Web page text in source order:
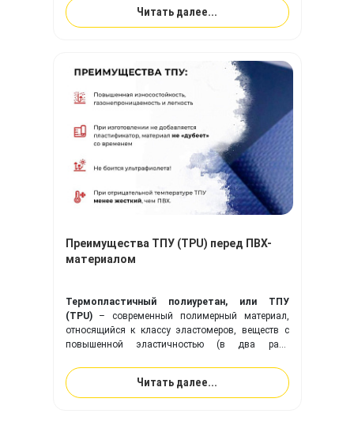
Читать далее...
Преимущества ТПУ (TPU) перед ПВХ-
материалом
Термопластичный полиуретан, или ТПУ
(TPU)– современный полимерный материал,
относящийся к классу эластомеров, веществ с
повышенной эластичностью (в два раза
идеально подходит для изготовления надувного
оборудования, и превосходит привычную ПВХ-
ткань по многим ключевым показателям.
Читать далее...